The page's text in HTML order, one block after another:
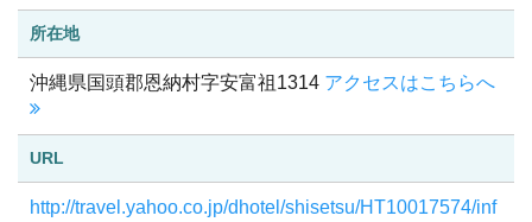
所在地
沖縄県国頭郡恩納村字安富祖1314 アクセスはこちらへ
URL
http://travel.yahoo.co.jp/dhotel/shisetsu/HT10017574/inf